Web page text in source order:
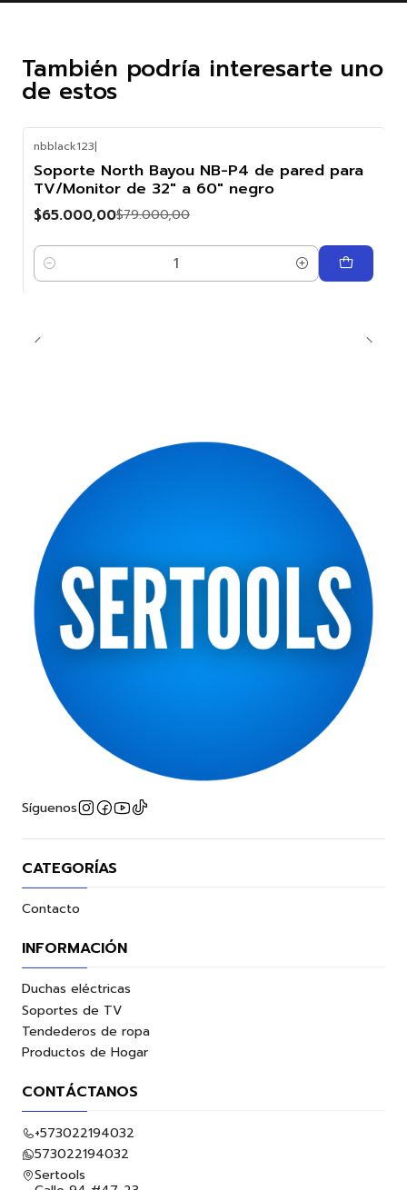
También podría interesarte uno
de estos
-18%
OFF
nbblack123|
Soporte North Bayou NB-P4 de pared para
TV/Monitor de 32" a 60" negro
$65.000,00$79.000,00
Cantidad
Síguenos
CATEGORÍAS
Contacto
INFORMACIÓN
Duchas eléctricas
Soportes de TV
Tendederos de ropa
Productos de Hogar
CONTÁCTANOS
+573022194032
573022194032
Sertools